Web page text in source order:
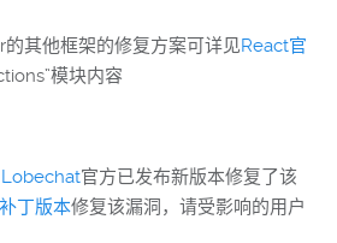
其他框架的修复方案可详见React官
模块内容
Lobechat官方已发布新版本修复了该
补丁版本修复该漏洞，请受影响的用户